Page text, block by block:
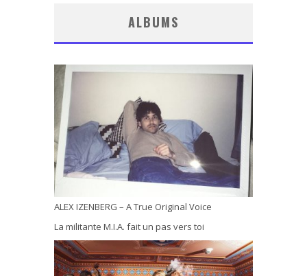
ALBUMS
ALEX IZENBERG – A True Original Voice
La militante M.I.A. fait un pas vers toi